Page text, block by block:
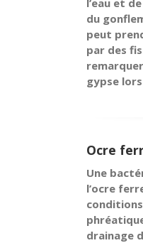
l’eau et
du
peut
par des
gypse
Ocre
Une
l’ocre
drainage